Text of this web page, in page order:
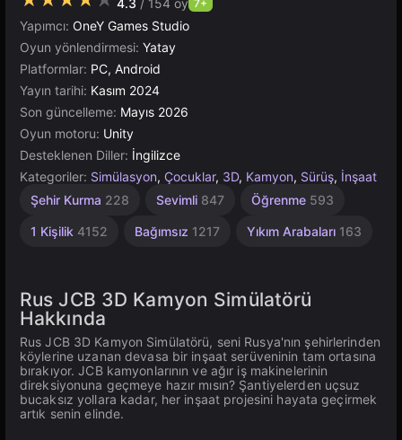
4.3 / 154 oy 7+
Yapımcı: OneY Games Studio
Oyun yönlendirmesi: Yatay
Platformlar: PC, Android
Yayın tarihi: Kasım 2024
Son güncelleme: Mayıs 2026
Oyun motoru: Unity
Desteklenen Diller: İngilizce
Kategoriler: Simülasyon, Çocuklar, 3D, Kamyon, Sürüş, İnşaat
Şehir Kurma 228 Sevimli 847 Öğrenme 593
1 Kişilik 4152 Bağımsız 1217 Yıkım Arabaları 163
Bina
Kaynak
300
Unity
3171
Rus JCB 3D Kamyon Simülatörü
Hakkında
Rus JCB 3D Kamyon Simülatörü, seni Rusya'nın şehirlerinden
köylerine uzanan devasa bir inşaat serüveninin tam ortasına
bırakıyor. JCB kamyonlarının ve ağır iş makinelerinin
direksiyonuna geçmeye hazır mısın? Şantiyelerden uçsuz
bucaksız yollara kadar, her inşaat projesini hayata geçirmek
artık senin elinde.